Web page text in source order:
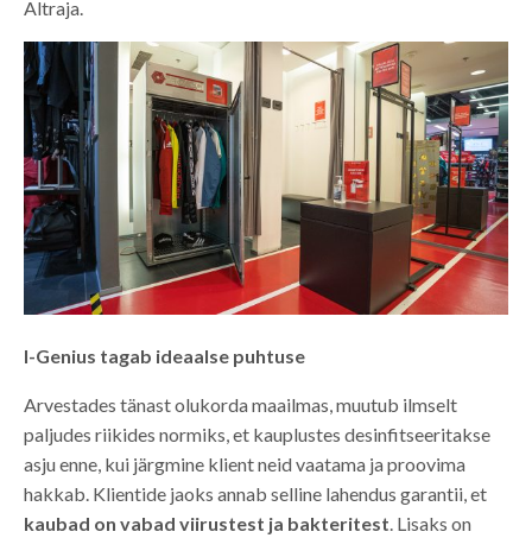
Altraja.
I-Genius tagab ideaalse puhtuse
Arvestades tänast olukorda maailmas, muutub ilmselt
paljudes riikides normiks, et kauplustes desinfitseeritakse
asju enne, kui järgmine klient neid vaatama ja proovima
hakkab. Klientide jaoks annab selline lahendus garantii, et
kaubad on vabad viirustest ja bakteritest. Lisaks on